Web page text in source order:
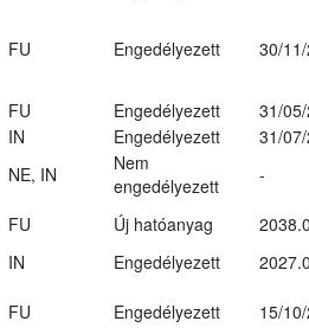
FU Engedélyezett 30/
FU Engedélyezett
31/
IN Engedélyezett
31/
NE, IN
Nem
engedélyezett
-
FU Új hatóanyag
IN Engedélyezett
FU Engedélyezett 15/